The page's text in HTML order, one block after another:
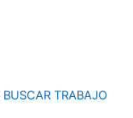
BUSCAR TRABAJO